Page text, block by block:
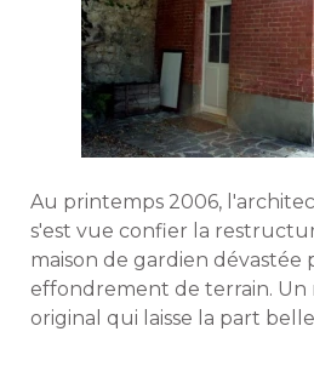
Au printemps 2006,
s'est vue confier la
maison de gardien dévastée
effondrement de terrain.
original qui laisse la part